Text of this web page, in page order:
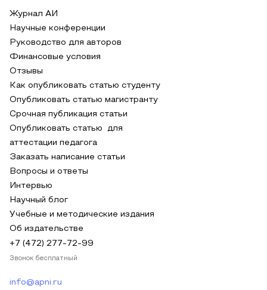
Журнал АИ
Научные конференции
Руководство для авторов
Финансовые условия
Отзывы
Как опубликовать статью студенту
Опубликовать статью магистранту
Срочная публикация статьи
Опубликовать статью для
аттестации педагога
Заказать написание статьи
Вопросы и ответы
Интервью
Научный блог
Учебные и методические издания
Об издательстве
+7 (472) 277-72-99
Звонок бесплатный
info@apni.ru